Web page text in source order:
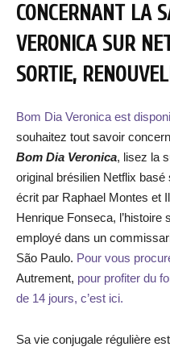
CONCERNANT LA
VERONICA SUR
SORTIE,
Bom Dia Veronica est
souhaitez tout savoir
Bom Dia Veronica, lisez la
original brésilien Netflix
écrit par Raphael Montes et
Henrique Fonseca, l’histoire
employé dans un
São Paulo. Pour vous
Autrement, pour profiter du
de 14 jours, c’est ici.
Sa vie conjugale régulière